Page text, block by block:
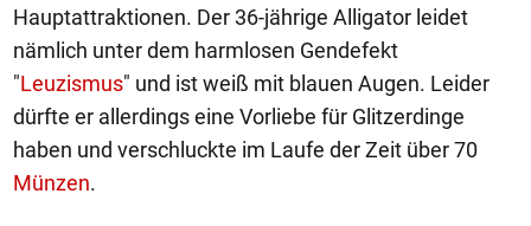
Hauptattraktionen. Der 36-jährige Alligator leidet
nämlich unter dem harmlosen Gendefekt
"Leuzismus" und ist weiß mit blauen Augen. Leider
dürfte er allerdings eine Vorliebe für Glitzerdinge
haben und verschluckte im Laufe der Zeit über 70
Münzen.